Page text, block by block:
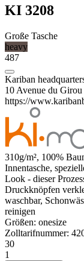
KI 3208
Große Tasche
heavy
487
Kariban
10 Avenue du
https://
310g/m², 100%
Innentasche,
Look - dieser
Druckknöpfen
waschbar,
reinigen
Größen: onesize
Zolltarifnummer:
30
1